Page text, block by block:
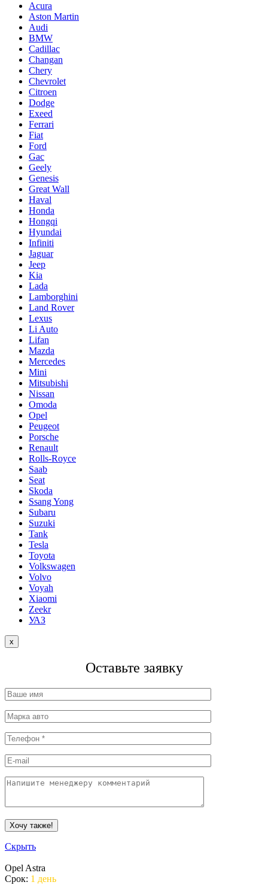
Acura
Aston Martin
Audi
BMW
Cadillac
Changan
Chery
Chevrolet
Citroen
Dodge
Exeed
Ferrari
Fiat
Ford
Gac
Geely
Genesis
Great Wall
Haval
Honda
Hongqi
Hyundai
Infiniti
Jaguar
Jeep
Kia
Lada
Lamborghini
Land Rover
Lexus
Li Auto
Lifan
Mazda
Mercedes
Mini
Mitsubishi
Nissan
Omoda
Opel
Peugeot
Porsche
Renault
Rolls-Royce
Saab
Seat
Skoda
Ssang Yong
Subaru
Suzuki
Tank
Tesla
Toyota
Volkswagen
Volvo
Voyah
Xiaomi
Zeekr
УАЗ
x
Оставьте заявку
Скрыть
Opel Astra
Срок: 1 день